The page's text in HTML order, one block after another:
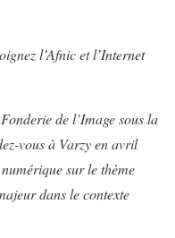
l’Afnic et l’Internet
de l’Image sous la
vous à Varzy en avril
sur le thème
dans le contexte